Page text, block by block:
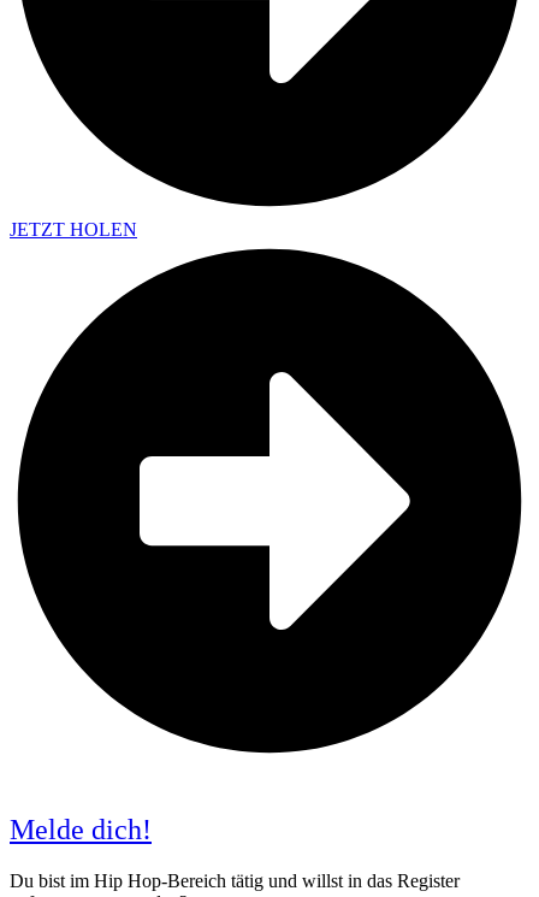
JETZT HOLEN
Melde dich!
Du bist im Hip Hop-Bereich tätig und willst in das Register